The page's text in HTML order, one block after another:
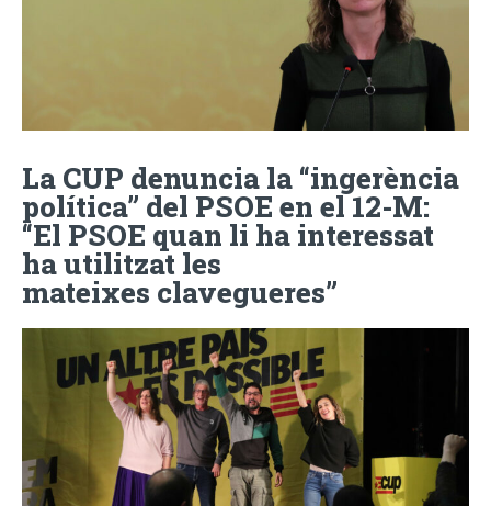
La CUP denuncia la “ingerència
política” del PSOE en el 12-M:
“El PSOE quan li ha interessat
ha utilitzat les
mateixes clavegueres”